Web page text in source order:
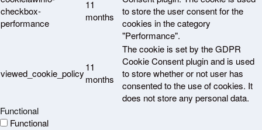
checkbox-
performance
11
months
to store the user consent for the
cookies in the category
"Performance".
viewed_cookie_policy
11
months
The cookie is set by the GDPR
Cookie Consent plugin and is used
to store whether or not user has
consented to the use of cookies. It
does not store any personal data.
Functional
Functional